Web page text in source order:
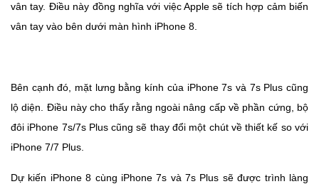
vân tay. Điều này đồng nghĩa với việc Apple sẽ tích hợp cảm biến
vân tay vào bên dưới màn hình iPhone 8.
Bên cạnh đó, mặt lưng bằng kính của iPhone 7s và 7s Plus cũng
lộ diện. Điều này cho thấy rằng ngoài nâng cấp về phần cứng, bộ
đôi iPhone 7s/7s Plus cũng sẽ thay đổi một chút về thiết kế so với
iPhone 7/7 Plus.
Dự kiến iPhone 8 cùng iPhone 7s và 7s Plus sẽ được trình làng